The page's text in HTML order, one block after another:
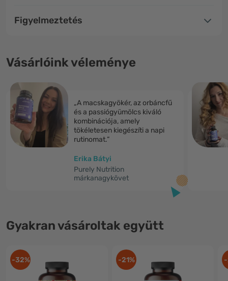
Figyelmeztetés
Vásárlóink véleménye
„A macskagyökér, az orbáncfű
és a passiógyümölcs kiváló
kombinációja, amely
tökéletesen kiegészíti a napi
rutinomat.”
Erika Bátyi
Purely Nutrition
márkanagykövet
Gyakran vásároltak együtt
-32% -21%